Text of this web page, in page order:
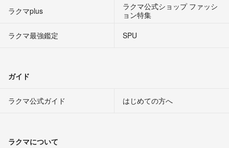
ラクマplus
ラクマ公式ショップ ファッシ
ョン特集
ラクマ最強鑑定
SPU
ガイド
ラクマ公式ガイド はじめての方へ
ラクマについて